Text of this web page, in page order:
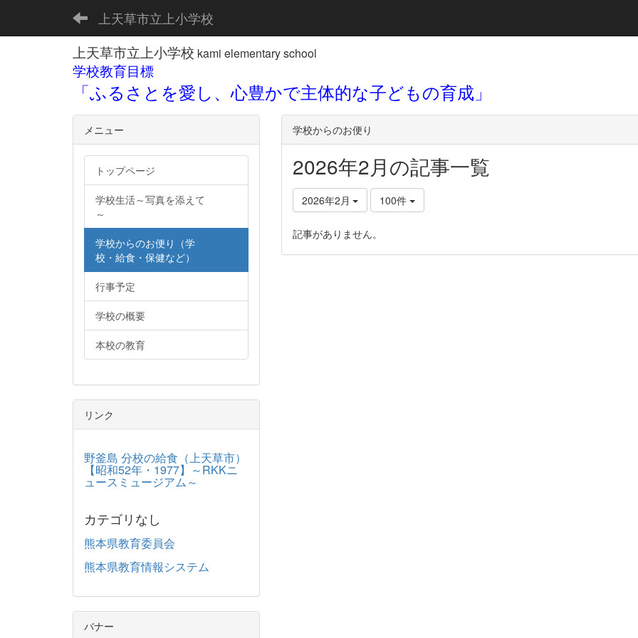
上天草市立上小学校
上天草市立上小学校 kami elementary school
学校教育目標
「ふるさとを愛し、心豊かで主体的な子どもの育成」
学校からのお便り
2026年2月の記事一覧
2026年2月 100件
記事がありません。
メニュー
トップページ
学校生活～写真を添えて
～
学校からのお便り（学
校・給食・保健など）
行事予定
学校の概要
本校の教育
リンク
野釜島 分校の給食（上天草市）
【昭和52年・1977】～RKKニ
ュースミュージアム～
カテゴリなし
熊本県教育委員会
熊本県教育情報システム
バナー